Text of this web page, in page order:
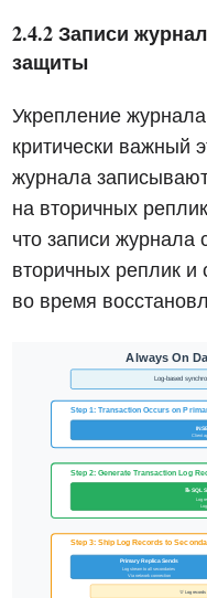
2.4.2 Записи
защиты
Укрепление
критически важный
журнала
на вторичных
что записи журнала
вторичных реплик и
во время